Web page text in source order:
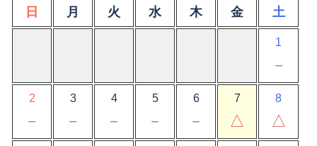
日 月 火 水 木 金 土
1
－
2
－
3
－
4
－
5
－
6
－
7
△
8
△